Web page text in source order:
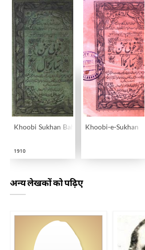
Khoobi Sukhan Bahar-e-Kamal
1910
Khoobi-e-Sukhan
अन्य लेखकों को पढ़िए